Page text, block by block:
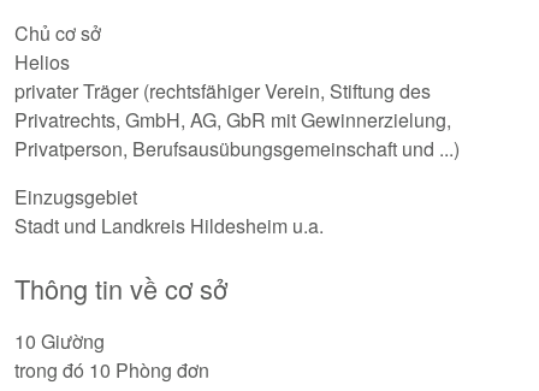
Chủ cơ sở
Helios
privater Träger (rechtsfähiger Verein, Stiftung des
Privatrechts, GmbH, AG, GbR mit Gewinnerzielung,
Privatperson, Berufsausübungsgemeinschaft und ...)
Einzugsgebiet
Stadt und Landkreis Hildesheim u.a.
Thông tin về cơ sở
10 Giường
trong đó 10 Phòng đơn